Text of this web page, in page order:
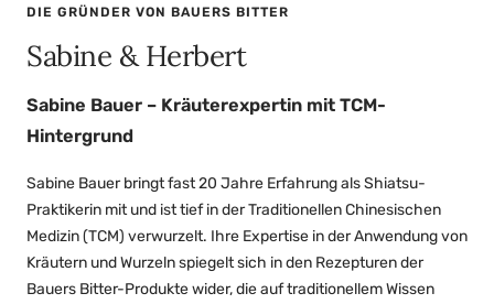
DIE GRÜNDER VON BAUERS BITTER
Sabine & Herbert
Sabine Bauer – Kräuterexpertin mit TCM-
Hintergrund
Sabine Bauer bringt fast 20 Jahre Erfahrung als Shiatsu-
Praktikerin mit und ist tief in der Traditionellen Chinesischen
Medizin (TCM) verwurzelt. Ihre Expertise in der Anwendung von
Kräutern und Wurzeln spiegelt sich in den Rezepturen der
Bauers Bitter-Produkte wider, die auf traditionellem Wissen